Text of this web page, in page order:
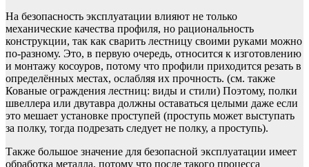
На безопасность эксплуатации влияют не только
механические качества профиля, но рациональность
конструкции, так как сварить лестницу своими руками можно
по-разному. Это, в первую очередь, относится к изготовлению
и монтажу косоуров, потому что профили приходится резать в
определённых местах, ослабляя их прочность. (см. также
Кованые ограждения лестниц: виды и стили) Поэтому, полки
швеллера или двутавра должны оставаться целыми даже если
это мешает установке проступей (проступь может выступать
за полку, тогда подрезать следует не полку, а проступь).
Также большое значение для безопасной эксплуатации имеет
обработка металла, потому что после такого процесса